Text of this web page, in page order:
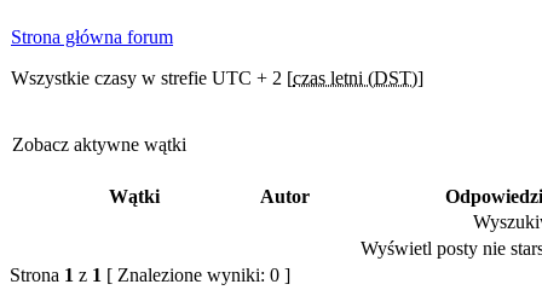
Strona główna forum
Wszystkie czasy w strefie UTC + 2 [czas letni (DST)]
Zobacz aktywne wątki
Wątki Autor
Wyświetl posty nie
Strona 1 z 1 [ Znalezione wyniki: 0 ]